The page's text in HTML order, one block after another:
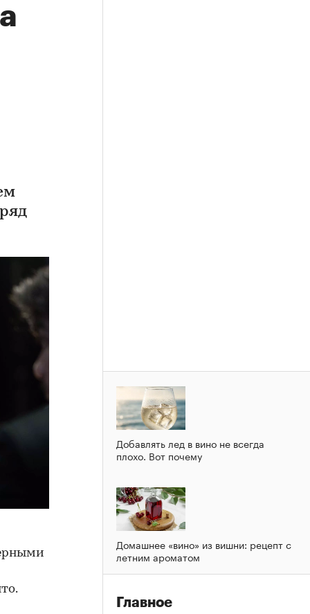
Добавлять лед в вино не всегда
плохо. Вот почему
Домашнее «вино» из вишни: рецепт с
летним ароматом
Главное